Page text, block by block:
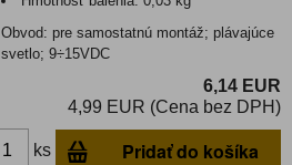
Obvod: pre samostatnú montáž; plávajúce
svetlo; 9÷15VDC
6,14 EUR
4,99 EUR (Cena bez DPH)
ks Pridať do košíka